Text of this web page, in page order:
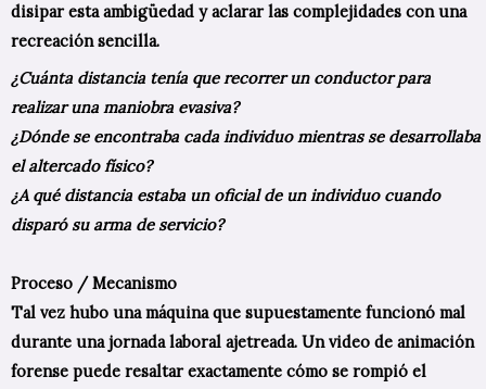
disipar esta ambigüedad y aclarar las complejidades con una
recreación sencilla.
¿Cuánta distancia tenía que recorrer un conductor para
realizar una maniobra evasiva?
¿Dónde se encontraba cada individuo mientras se desarrollaba
el altercado físico?
¿A qué distancia estaba un oficial de un individuo cuando
disparó su arma de servicio?
Proceso / Mecanismo
Tal vez hubo una máquina que supuestamente funcionó mal
durante una jornada laboral ajetreada. Un video de animación
forense puede resaltar exactamente cómo se rompió el